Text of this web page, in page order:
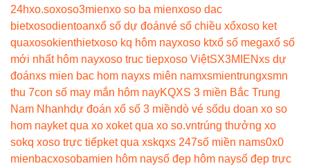
24hxo.soxoso3mienxo so ba mienxoso dac
bietxosodientoanxổ số dự đoánvé số chiều xổxoso ket
quaxosokienthietxoso kq hôm nayxoso ktxổ số megaxổ số
mới nhất hôm nayxoso truc tiepxoso ViệtSX3MIENxs dự
đoánxs mien bac hom nayxs miên namxsmientrungxsmn
thu 7con số may mắn hôm nayKQXS 3 miền Bắc Trung
Nam Nhanhdự đoán xổ số 3 miềndò vé sốdu doan xo so
hom nayket qua xo xoket qua xo so.vntrúng thưởng xo
sokq xoso trực tiếpket qua xskqxs 247số miền nams0x0
mienbacxosobamien hôm naysố đẹp hôm naysố đẹp trực